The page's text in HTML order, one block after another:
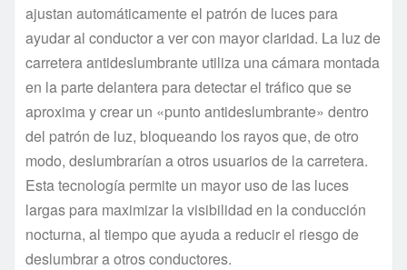
ajustan automáticamente el patrón de luces para
ayudar al conductor a ver con mayor claridad. La luz de
carretera antideslumbrante utiliza una cámara montada
en la parte delantera para detectar el tráfico que se
aproxima y crear un «punto antideslumbrante» dentro
del patrón de luz, bloqueando los rayos que, de otro
modo, deslumbrarían a otros usuarios de la carretera.
Esta tecnología permite un mayor uso de las luces
largas para maximizar la visibilidad en la conducción
nocturna, al tiempo que ayuda a reducir el riesgo de
deslumbrar a otros conductores.